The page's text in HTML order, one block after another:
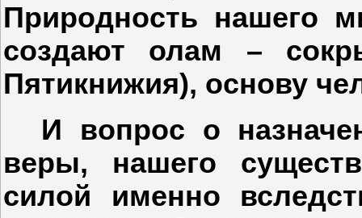
Природность нашего
создают олам –
Пятикнижия), основу
И вопрос о
веры, нашего
силой именно